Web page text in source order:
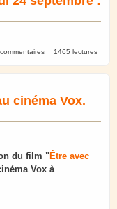
septembre : La Flore Apicole
1465 lectures
cinéma Vox.
du film "Être avec
Vox à